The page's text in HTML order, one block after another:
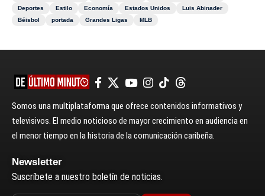
Deportes
Estilo Economía Estados Unidos
Luis Abinader
Béisbol
portada Grandes Ligas MLB
Somos una multiplataforma que ofrece contenidos informativos y
televisivos. El medio noticioso de mayor crecimiento en audiencia en
el menor tiempo en la historia de la comunicación caribeña.
Newsletter
Suscríbete a nuestro boletín de noticias.